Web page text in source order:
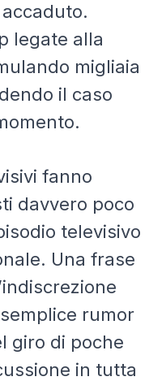
legate alla
migliaia
il caso
fanno
davvero poco
televisivo
Una frase
rumor
giro di poche
in tutta